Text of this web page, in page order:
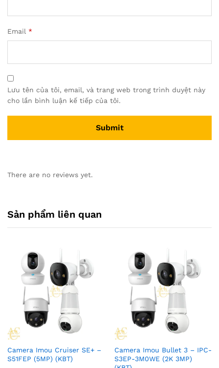
Email *
Lưu tên của tôi, email, và trang web trong trình duyệt này
cho lần bình luận kế tiếp của tôi.
There are no reviews yet.
Sản phẩm liên quan
Camera Imou Cruiser SE+ –
S51FEP (5MP) (KBT)
Camera Imou Bullet 3 – IPC-
S3EP-3M0WE (2K 3MP)